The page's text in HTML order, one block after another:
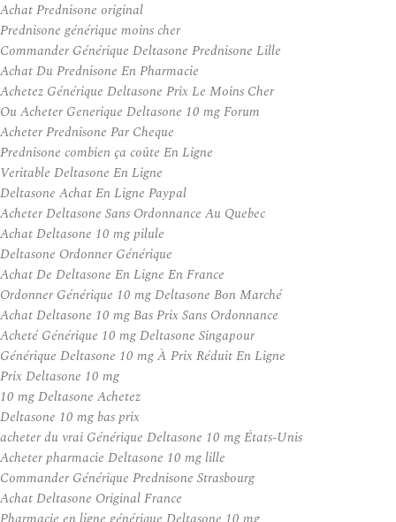
Achat Prednisone original
Prednisone générique moins cher
Commander Générique Deltasone Prednisone Lille
Achat Du Prednisone En Pharmacie
Achetez Générique Deltasone Prix Le Moins Cher
Ou Acheter Generique Deltasone 10 mg Forum
Acheter Prednisone Par Cheque
Prednisone combien ça coûte En Ligne
Veritable Deltasone En Ligne
Deltasone Achat En Ligne Paypal
Acheter Deltasone Sans Ordonnance Au Quebec
Achat Deltasone 10 mg pilule
Deltasone Ordonner Générique
Achat De Deltasone En Ligne En France
Ordonner Générique 10 mg Deltasone Bon Marché
Achat Deltasone 10 mg Bas Prix Sans Ordonnance
Acheté Générique 10 mg Deltasone Singapour
Générique Deltasone 10 mg À Prix Réduit En Ligne
Prix Deltasone 10 mg
10 mg Deltasone Achetez
Deltasone 10 mg bas prix
acheter du vrai Générique Deltasone 10 mg États-Unis
Acheter pharmacie Deltasone 10 mg lille
Commander Générique Prednisone Strasbourg
Achat Deltasone Original France